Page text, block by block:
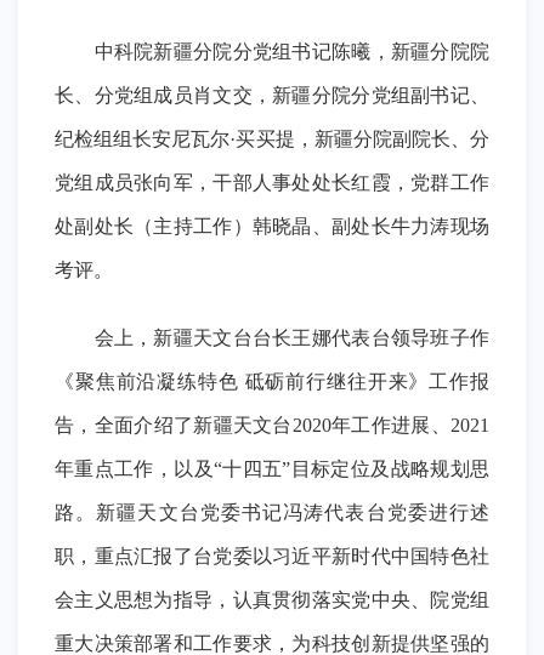
中科院新疆分院分党组书记陈曦，新疆分院院
长、分党组成员肖文交，新疆分院分党组副书记、
纪检组组长安尼瓦尔·买买提，新疆分院副院长、分
党组成员张向军，干部人事处处长红霞，党群工作
处副处长（主持工作）韩晓晶、副处长牛力涛现场
考评。
会上，新疆天文台台长王娜代表台领导班子作
《聚焦前沿凝练特色 砥砺前行继往开来》工作报
告，全面介绍了新疆天文台2020年工作进展、2021
年重点工作，以及“十四五”目标定位及战略规划思
路。新疆天文台党委书记冯涛代表台党委进行述
职，重点汇报了台党委以习近平新时代中国特色社
会主义思想为指导，认真贯彻落实党中央、院党组
重大决策部署和工作要求，为科技创新提供坚强的